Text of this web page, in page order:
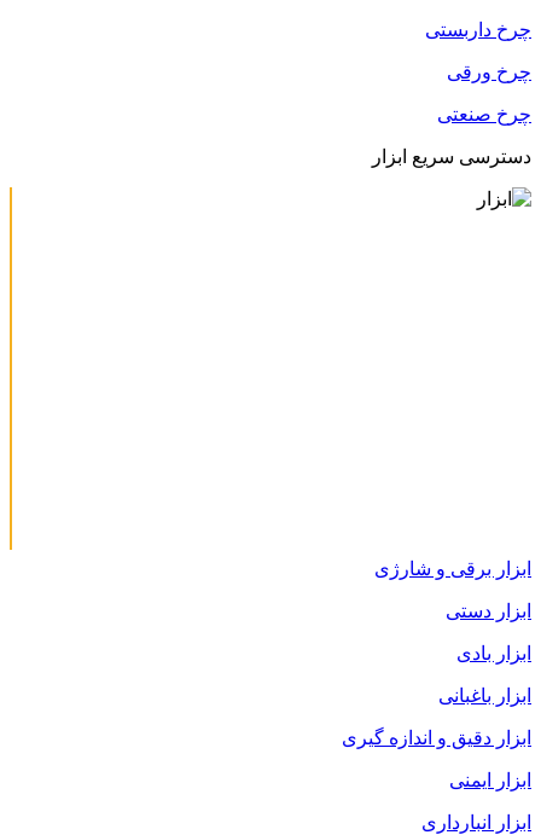
چرخ داربستی
چرخ ورقی
چرخ صنعتی
دسترسی سریع ابزار
ابزار برقی و شارژی
ابزار دستی
ابزار بادی
ابزار باغبانی
ابزار دقیق و اندازه گیری
ابزار ایمنی
ابزار انبارداری